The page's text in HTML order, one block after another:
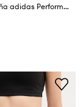
Športová sukňa adidas Performance Train Essentails